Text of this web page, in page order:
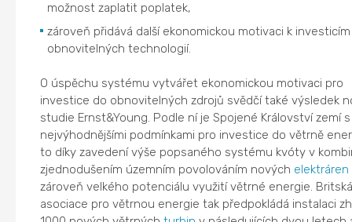
možnost zaplatit poplatek,
zároveň přidává další ekonomickou motivaci k
obnovitelných technologií.
O úspěchu systému vytvářet ekonomickou motivaci pro
investice do obnovitelných zdrojů svědčí také výsledek
studie Ernst&Young. Podle ní je Spojené Království zemí s
nejvýhodnějšími podmínkami pro investice do větrně
to díky zavedení výše popsaného systému kvóty v
zjednodušením územním povolováním nových elektráren
zároveň velkého potenciálu využití větrné energie. Britská
asociace pro větrnou energie tak předpokládá instalaci